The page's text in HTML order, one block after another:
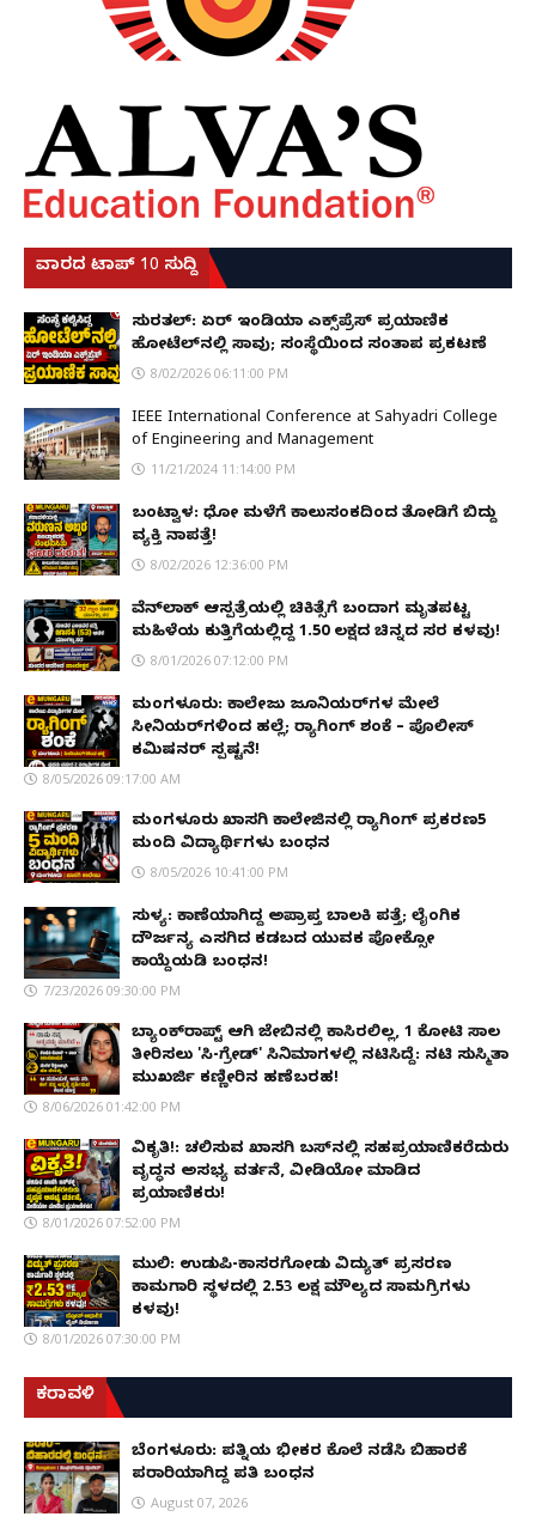
ವಾರದ ಟಾಪ್ 10 ಸುದ್ದಿ
ಸುರತ್ಕಲ್: ಏರ್ ಇಂಡಿಯಾ ಎಕ್ಸ್‌ಪ್ರೆಸ್ ಪ್ರಯಾಣಿಕ
ಹೋಟೆಲ್‌ನಲ್ಲಿ ಸಾವು; ಸಂಸ್ಥೆಯಿಂದ ಸಂತಾಪ ಪ್ರಕಟಣೆ
8/02/2026 06:11:00 PM
IEEE International Conference at Sahyadri College
of Engineering and Management
11/21/2024 11:14:00 PM
ಬಂಟ್ವಾಳ: ಧೋ ಮಳೆಗೆ ಕಾಲುಸಂಕದಿಂದ ತೋಡಿಗೆ ಬಿದ್ದು
ವ್ಯಕ್ತಿ ನಾಪತ್ತೆ!
8/02/2026 12:36:00 PM
ವೆನ್‌ಲಾಕ್ ಆಸ್ಪತ್ರೆಯಲ್ಲಿ ಚಿಕಿತ್ಸೆಗೆ ಬಂದಾಗ ಮೃತಪಟ್ಟ
ಮಹಿಳೆಯ ಕುತ್ತಿಗೆಯಲ್ಲಿದ್ದ ₹1.50 ಲಕ್ಷದ ಚಿನ್ನದ ಸರ ಕಳವು!
8/01/2026 07:12:00 PM
ಮಂಗಳೂರು: ಕಾಲೇಜು ಜೂನಿಯರ್‌ಗಳ ಮೇಲೆ
ಸೀನಿಯರ್‌ಗಳಿಂದ ಹಲ್ಲೆ; ರ‌್ಯಾಗಿಂಗ್ ಶಂಕೆ – ಪೊಲೀಸ್
ಕಮಿಷನರ್ ಸ್ಪಷ್ಟನೆ!
8/05/2026 09:17:00 AM
ಮಂಗಳೂರು ಖಾಸಗಿ ಕಾಲೇಜಿನಲ್ಲಿ ರ‌್ಯಾಗಿಂಗ್ ಪ್ರಕರಣ5
ಮಂದಿ ವಿದ್ಯಾರ್ಥಿಗಳು ಬಂಧನ
8/05/2026 10:41:00 PM
ಸುಳ್ಯ: ಕಾಣೆಯಾಗಿದ್ದ ಅಪ್ರಾಪ್ತ ಬಾಲಕಿ ಪತ್ತೆ; ಲೈಂಗಿಕ
ದೌರ್ಜನ್ಯ ಎಸಗಿದ ಕಡಬದ ಯುವಕ ಪೋಕ್ಸೋ
ಕಾಯ್ದೆಯಡಿ ಬಂಧನ!
7/23/2026 09:30:00 PM
ಬ್ಯಾಂಕ್‌ರಾಪ್ಟ್‌ ಆಗಿ ಜೇಬಿನಲ್ಲಿ ಕಾಸಿರಲಿಲ್ಲ, ₹1 ಕೋಟಿ ಸಾಲ
ತೀರಿಸಲು 'ಸಿ-ಗ್ರೇಡ್' ಸಿನಿಮಾಗಳಲ್ಲಿ ನಟಿಸಿದ್ದೆ: ನಟಿ ಸುಸ್ಮಿತಾ
ಮುಖರ್ಜಿ ಕಣ್ಣೀರಿನ ಹಣೆಬರಹ!
8/06/2026 01:42:00 PM
ವಿಕೃತಿ!: ಚಲಿಸುವ ಖಾಸಗಿ ಬಸ್‌ನಲ್ಲಿ ಸಹಪ್ರಯಾಣಿಕರೆದುರು
ವೃದ್ಧನ ಅಸಭ್ಯ ವರ್ತನೆ, ವೀಡಿಯೋ ಮಾಡಿದ
ಪ್ರಯಾಣಿಕರು!
8/01/2026 07:52:00 PM
ಮುಲ್ಕಿ: ಉಡುಪಿ-ಕಾಸರಗೋಡು ವಿದ್ಯುತ್ ಪ್ರಸರಣ
ಕಾಮಗಾರಿ ಸ್ಥಳದಲ್ಲಿ ₹2.53 ಲಕ್ಷ ಮೌಲ್ಯದ ಸಾಮಗ್ರಿಗಳು
ಕಳವು!
8/01/2026 07:30:00 PM
ಕರಾವಳಿ
ಬೆಂಗಳೂರು: ಪತ್ನಿಯ ಭೀಕರ ಕೊಲೆ ನಡೆಸಿ ಬಿಹಾರಕ್ಕೆ
ಪರಾರಿಯಾಗಿದ್ದ ಪತಿ ಬಂಧನ
August 07, 2026